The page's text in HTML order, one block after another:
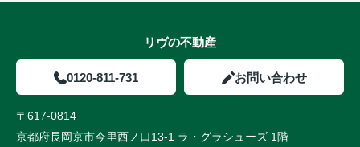
リヴの不動産
0120-811-731 お問い合わせ
〒617-0814
京都府長岡京市今里西ノ口13-1 ラ・グラシューズ 1階